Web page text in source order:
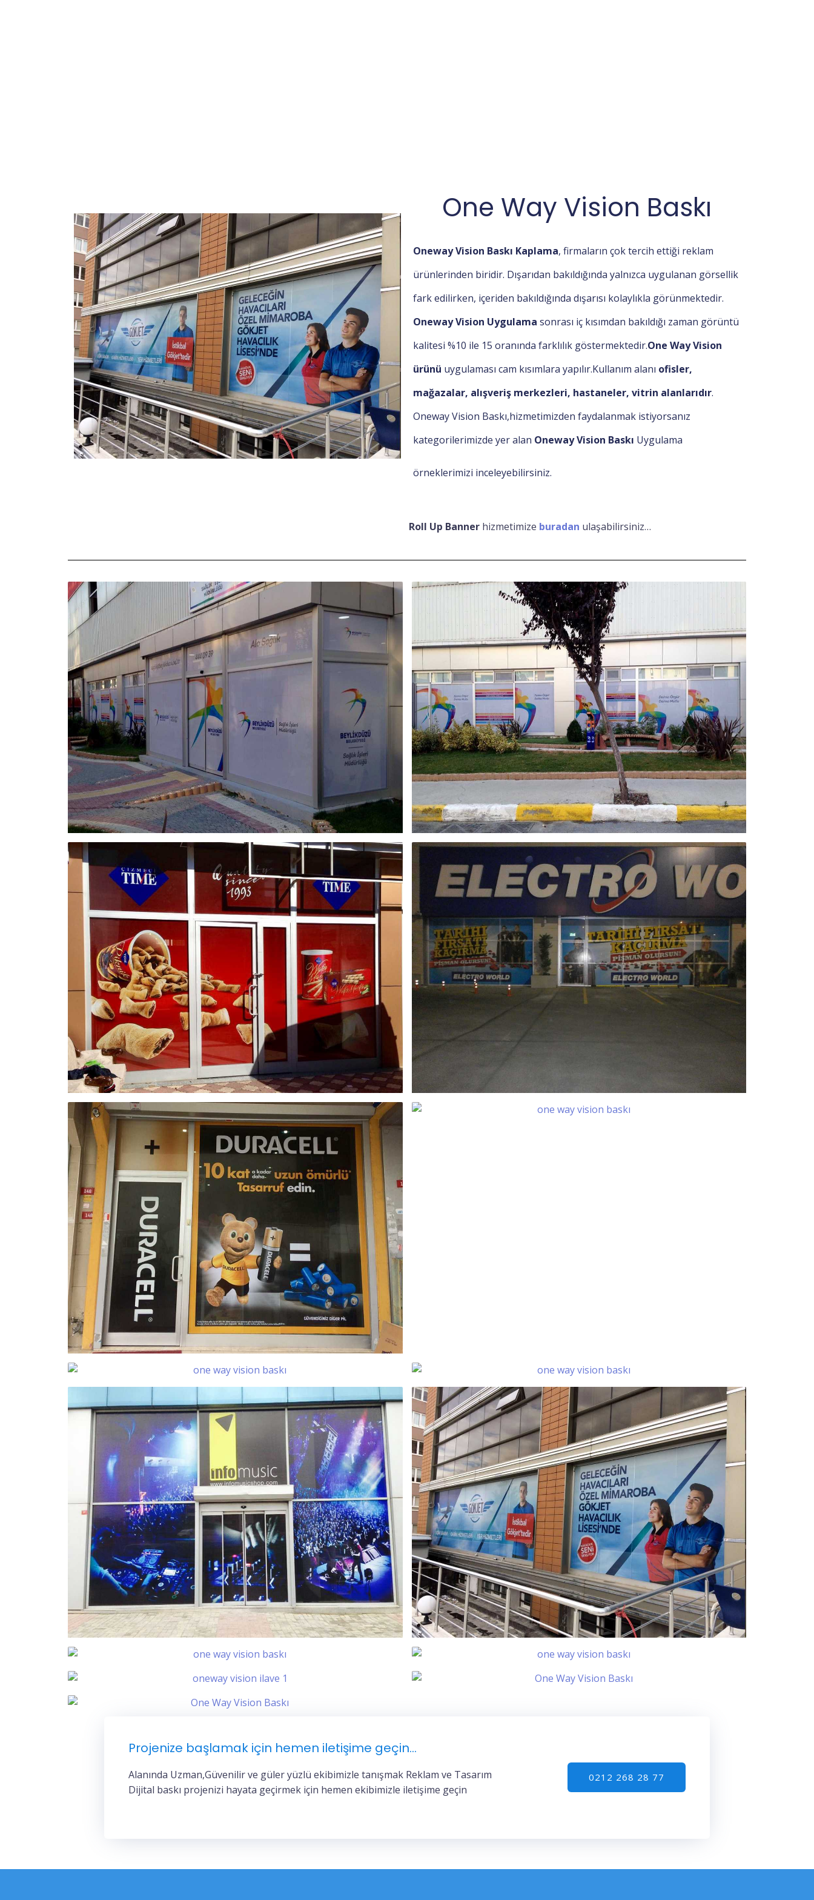
One Way Vision Baskı
Oneway Vision Baskı Kaplama, firmaların çok tercih ettiği reklam
ürünlerinden biridir. Dışarıdan bakıldığında yalnızca uygulanan görsellik
fark edilirken, içeriden bakıldığında dışarısı kolaylıkla görünmektedir.
Oneway Vision Uygulama sonrası iç kısımdan bakıldığı zaman görüntü
kalitesi %10 ile 15 oranında farklılık göstermektedir.One Way Vision
ürünü uygulaması cam kısımlara yapılır.Kullanım alanı ofisler,
mağazalar, alışveriş merkezleri, hastaneler, vitrin alanlarıdır.
Oneway Vision Baskı,hizmetimizden faydalanmak istiyorsanız
kategorilerimizde yer alan Oneway Vision Baskı Uygulama
örneklerimizi inceleyebilirsiniz.
Roll Up Banner hizmetimize buradan ulaşabilirsiniz…
Projenize başlamak için hemen iletişime geçin...
Alanında Uzman,Güvenilir ve güler yüzlü ekibimizle tanışmak Reklam ve Tasarım
Dijital baskı projenizi hayata geçirmek için hemen ekibimizle iletişime geçin
0212 268 28 77